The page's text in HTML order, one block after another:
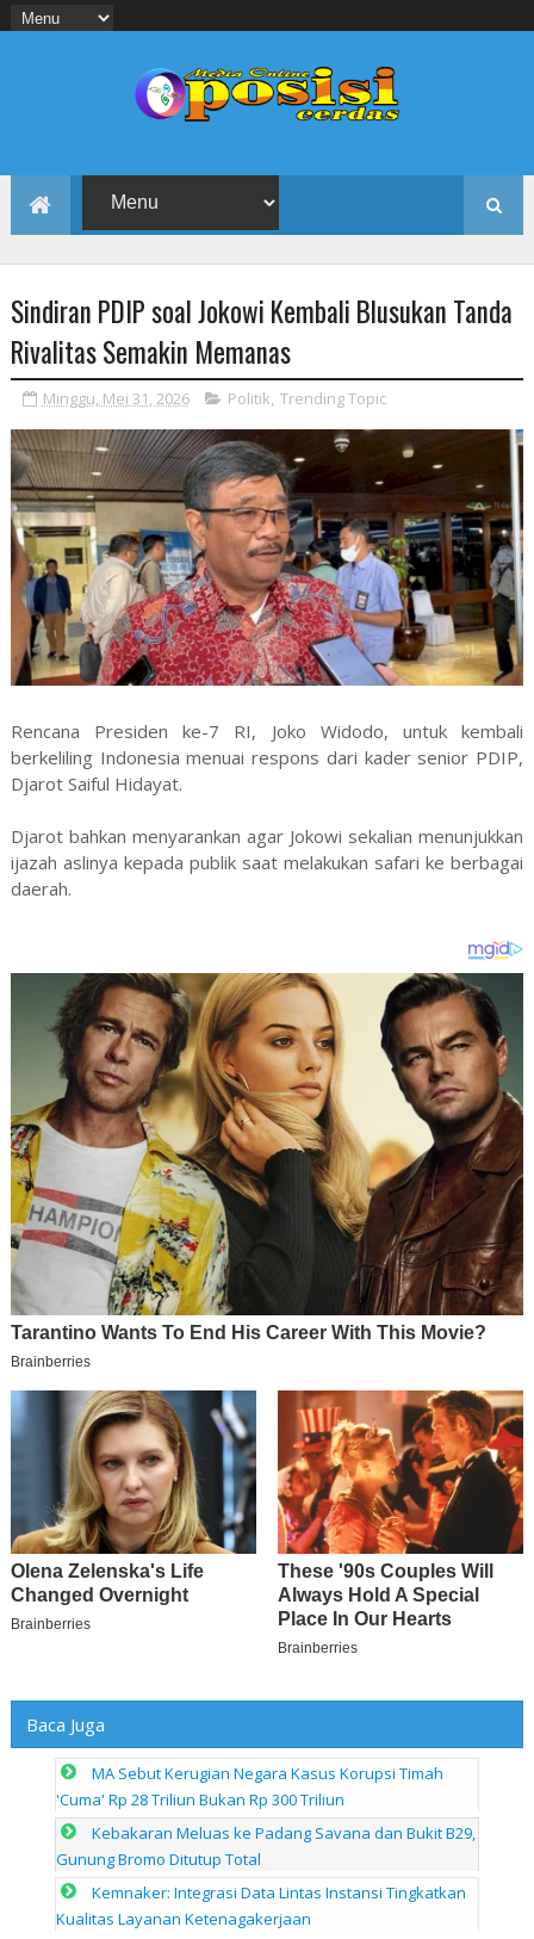
Sindiran PDIP soal Jokowi Kembali Blusukan Tanda
Rivalitas Semakin Memanas
Minggu, Mei 31, 2026 Politik, Trending Topic
Rencana Presiden ke-7 RI, Joko Widodo, untuk kembali
berkeliling Indonesia menuai respons dari kader senior PDIP,
Djarot Saiful Hidayat.
Djarot bahkan menyarankan agar Jokowi sekalian menunjukkan
ijazah aslinya kepada publik saat melakukan safari ke berbagai
daerah.
Baca Juga
MA Sebut Kerugian Negara Kasus Korupsi Timah
'Cuma' Rp 28 Triliun Bukan Rp 300 Triliun
Kebakaran Meluas ke Padang Savana dan Bukit B29,
Gunung Bromo Ditutup Total
Kemnaker: Integrasi Data Lintas Instansi Tingkatkan
Kualitas Layanan Ketenagakerjaan